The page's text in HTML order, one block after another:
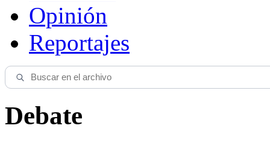
Opinión
Reportajes
Debate